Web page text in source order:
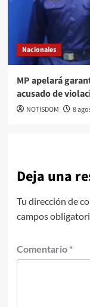
Nacionales
MP apelará
acusado de
NOTISDOM 8
Deja una
Tu dirección de
campos
Comentario *